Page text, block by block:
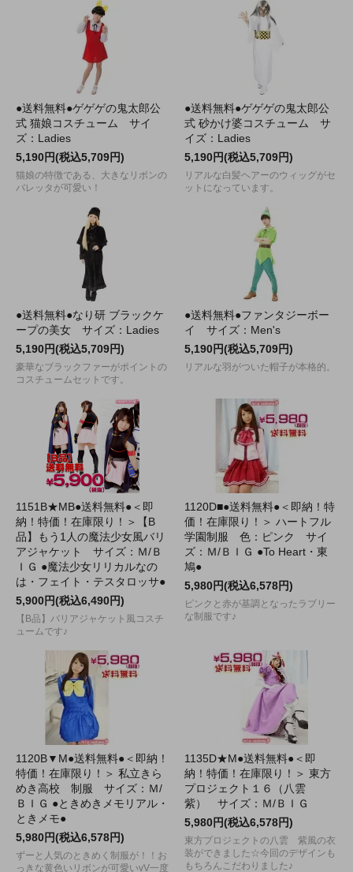
●送料無料●ゲゲゲの鬼太郎公
式 猫娘コスチューム サイ
ズ：Ladies
5,190円(税込5,709円)
猫娘の特徴である、大きなリボンの
バレッタが可愛い！
●送料無料●ゲゲゲの鬼太郎公
式 砂かけ婆コスチューム サ
イズ：Ladies
5,190円(税込5,709円)
リアルな白髪ヘアーのウィッグがセ
ットになっています。
●送料無料●なり研 ブラックケ
ープの美女 サイズ：Ladies
5,190円(税込5,709円)
豪華なブラックファーがポイントの
コスチュームセットです。
●送料無料●ファンタジーボー
イ サイズ：Men's
5,190円(税込5,709円)
リアルな羽がついた帽子が本格的。
1151B★MB●送料無料●＜即
納！特価！在庫限り！＞【B
品】もう1人の魔法少女風バリ
アジャケット サイズ：Ｍ/Ｂ
ＩＧ ●魔法少女リリカルなの
は・フェイト・テスタロッサ●
5,900円(税込6,490円)
【B品】バリアジャケット風コスチ
ュームです♪
1120D■●送料無料●＜即納！特
価！在庫限り！＞ ハートフル
学園制服 色：ピンク サイ
ズ：Ｍ/ＢＩＧ ●To Heart・東
鳩●
5,980円(税込6,578円)
ピンクと赤が基調となったラブリー
な制服です♪
1120B▼M●送料無料●＜即納！
特価！在庫限り！＞ 私立きら
めき高校 制服 サイズ：Ｍ/
ＢＩＧ ●ときめきメモリアル・
ときメモ●
5,980円(税込6,578円)
ずーと人気のときめく制服が！！お
っきな黄色いリボンが可愛いvV一度
1135D★M●送料無料●＜即
納！特価！在庫限り！＞ 東方
プロジェクト１６（八雲
紫） サイズ：Ｍ/ＢＩＧ
5,980円(税込6,578円)
東方プロジェクトの八雲 紫風の衣
装ができました☆今回のデザインも
もちろんこだわりました♪